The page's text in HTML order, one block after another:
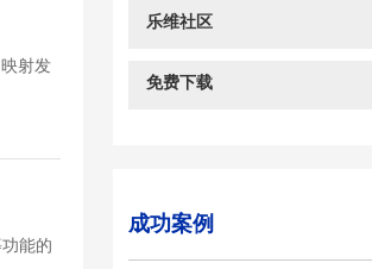
射发
能的
乐维社区
免费下载
成功案例